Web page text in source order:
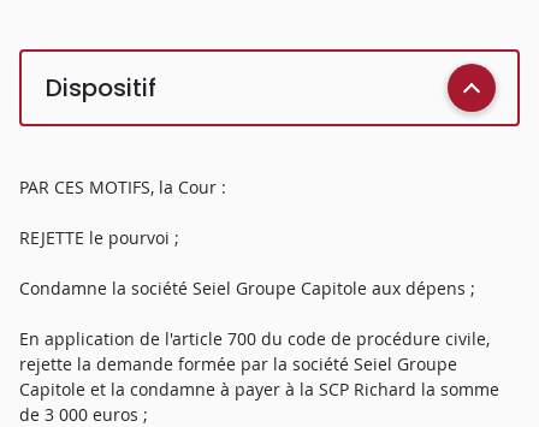
Dispositif
PAR CES MOTIFS, la Cour :
REJETTE le pourvoi ;
Condamne la société Seiel Groupe Capitole aux dépens ;
En application de l'article 700 du code de procédure civile,
rejette la demande formée par la société Seiel Groupe
Capitole et la condamne à payer à la SCP Richard la somme
de 3 000 euros ;